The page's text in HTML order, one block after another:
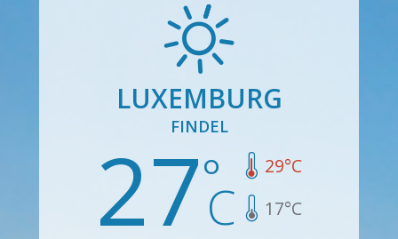
LUXEMBURG
FINDEL
27 29°C
17°C